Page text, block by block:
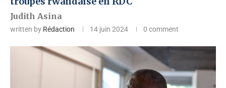
Judith Asina
written by Rédaction 14 juin 2024 0 comment